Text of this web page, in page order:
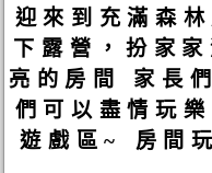
迎來到充滿森
下露營，扮家
亮的房間 家長
們可以盡情玩
遊戲區~ 房間